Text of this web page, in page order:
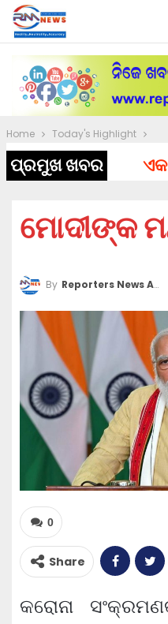
Home Today's Highlight
ପ୍ରମୁଖ ଖବର ଏକକ
ମୋଦୀଙ୍କ
By Reporters News Agency
0
Share
କରୋନା